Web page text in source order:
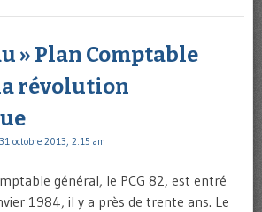
» Plan Comptable
révolution
31 octobre 2013, 2:15 am
général, le PCG 82, est entré
1984, il y a près de trente ans. Le